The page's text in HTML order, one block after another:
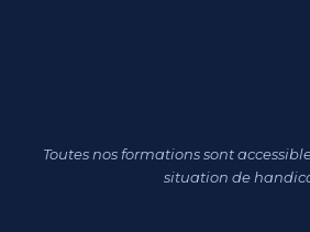
Toutes nos formations sont
situation de